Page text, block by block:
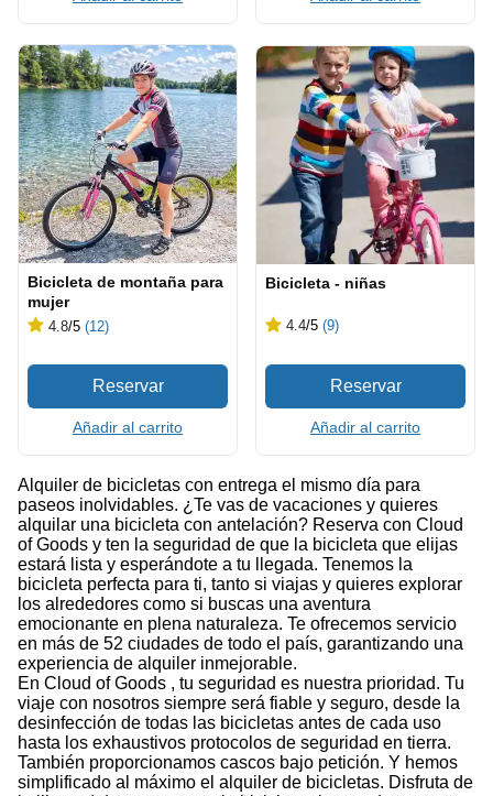
Bicicleta de montaña para
mujer
4.8/5 (12)
Añadir al carrito
Bicicleta - niñas
4.4/5 (9)
Añadir al carrito
Alquiler de bicicletas con entrega el mismo día para
paseos inolvidables. ¿Te vas de vacaciones y quieres
alquilar una bicicleta con antelación? Reserva con Cloud
of Goods y ten la seguridad de que la bicicleta que elijas
estará lista y esperándote a tu llegada. Tenemos la
bicicleta perfecta para ti, tanto si viajas y quieres explorar
los alrededores como si buscas una aventura
emocionante en plena naturaleza. Te ofrecemos servicio
en más de 52 ciudades de todo el país, garantizando una
experiencia de alquiler inmejorable.
En Cloud of Goods , tu seguridad es nuestra prioridad. Tu
viaje con nosotros siempre será fiable y seguro, desde la
desinfección de todas las bicicletas antes de cada uso
hasta los exhaustivos protocolos de seguridad en tierra.
También proporcionamos cascos bajo petición. Y hemos
simplificado al máximo el alquiler de bicicletas. Disfruta de